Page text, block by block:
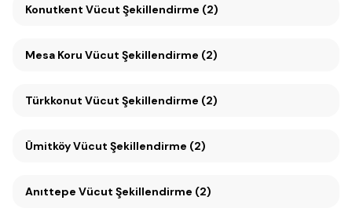
Konutkent Vücut Şekillendirme (2)
Mesa Koru Vücut Şekillendirme (2)
Türkkonut Vücut Şekillendirme (2)
Ümitköy Vücut Şekillendirme (2)
Anıttepe Vücut Şekillendirme (2)